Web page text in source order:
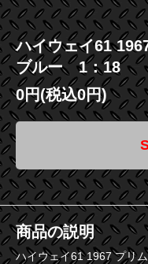
ハイウェイ61
ブルー 1：18
0円(税込0円)
商品の説明
ハイウェイ61 1967 プ